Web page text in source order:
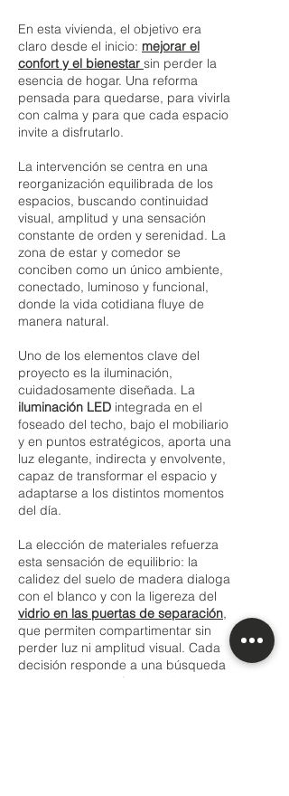
En esta vivienda, el objetivo era
claro desde el inicio: mejorar el
confort y el bienestar sin perder la
esencia de hogar. Una reforma
pensada para quedarse, para vivirla
con calma y para que cada espacio
invite a disfrutarlo.
La intervención se centra en una
reorganización equilibrada de los
espacios, buscando continuidad
visual, amplitud y una sensación
constante de orden y serenidad. La
zona de estar y comedor se
conciben como un único ambiente,
conectado, luminoso y funcional,
donde la vida cotidiana fluye de
manera natural.
Uno de los elementos clave del
proyecto es la iluminación,
cuidadosamente diseñada. La
iluminación LED integrada en el
foseado del techo, bajo el mobiliario
y en puntos estratégicos, aporta una
luz elegante, indirecta y envolvente,
capaz de transformar el espacio y
adaptarse a los distintos momentos
del día.
La elección de materiales refuerza
esta sensación de equilibrio: la
calidez del suelo de madera dialoga
con el blanco y con la ligereza del
vidrio en las puertas de separación,
que permiten compartimentar sin
perder luz ni amplitud visual. Cada
decisión responde a una búsqueda
de armonía entre funcionalidad,